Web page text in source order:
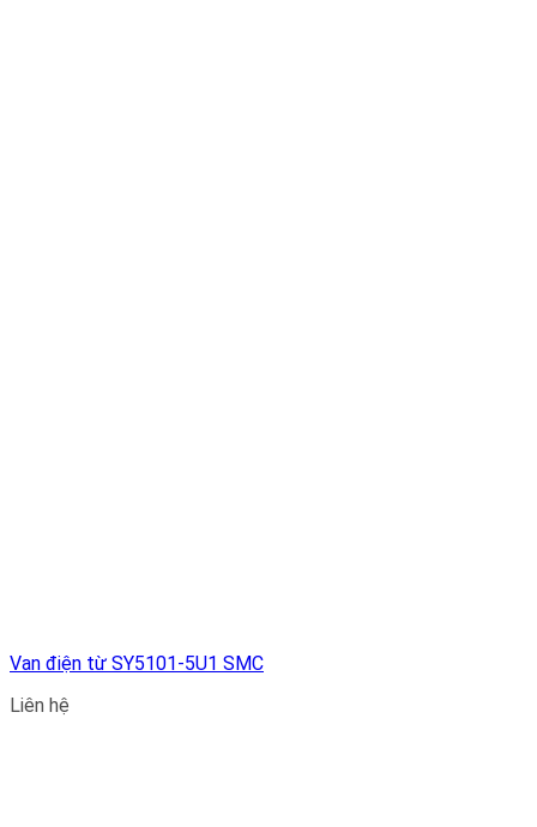
Van điện từ SY5101-5U1 SMC
Liên hệ